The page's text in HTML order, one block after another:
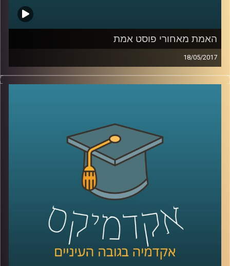
האמת מאחורי פוסט אמת
18/05/2017
מה מהות השיח הציבורי והתקשורתי בעידן בו
אמיתות בעידן כזה? ד"ר ערן גוטר עומד על
מהותו של השיח הלוגי, על הקרקע לצמיחת
מושגים אלו ועל הסיבות להתפוררות הלוגיקה
בשיח הציבורי. כמו כן מה משמעותה של
רטוריקה באופן שבו אנו מגבשים דעות ותפיסות
עולם והאם היא בהכרח פחות רציונלית מצורת
החשיבה הלוגית?
AudioVersity